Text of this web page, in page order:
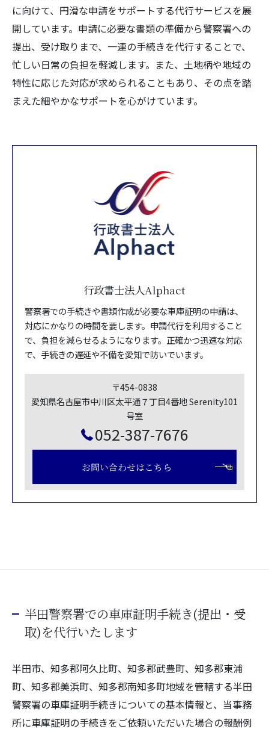
に向けて、円滑な申請をサポートする代行サービスを展
開しています。申請に必要な書類の準備から警察署への
提出、受け取りまで、一連の手続きを代行することで、
忙しい日常の負担を軽減します。また、土地柄や地域の
特性に応じた対応が求められることもあり、その点を踏
まえた細やかなサポートを心がけています。
行政書士法人Alphact
警察署での手続きや書類作成が必要な車庫証明の申請は、
対応にかなりの時間を要します。申請代行を利用すること
で、負担を減らせるようになります。正確かつ迅速な対応
で、手続きの遅延や不備を愛知で防いでいます。
〒454-0838
愛知県名古屋市中川区太平通７丁目4番地 Serenity101
号室
052-387-7676
お問い合わせはこちら
半田警察署での車庫証明手続き(提出・受
取)を代行いたします
半田市、知多郡阿久比町、知多郡武豊町、知多郡東浦
町、知多郡美浜町、知多郡南知多町地域を管轄する半田
警察署の車庫証明手続きについての基本情報と、当事務
所に車庫証明の手続きをご依頼いただいた場合の報酬例